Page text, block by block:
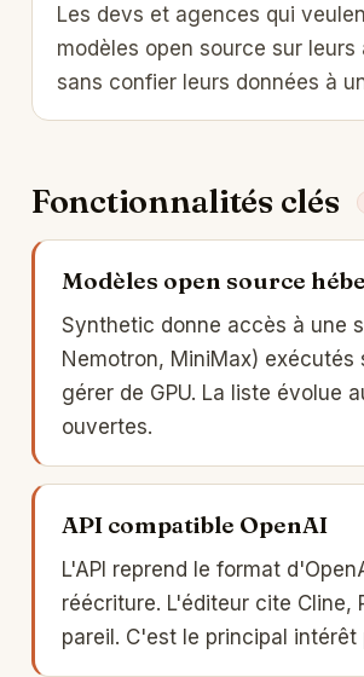
Les devs et agences qui
modèles open source sur
sans confier leurs données à
Fonctionnalités clés
Modèles open source
Synthetic donne accès à une
Nemotron, MiniMax) exécutés
gérer de GPU. La liste évolue
ouvertes.
API compatible OpenAI
L'API reprend le format
réécriture. L'éditeur cite
pareil. C'est le principal intérêt